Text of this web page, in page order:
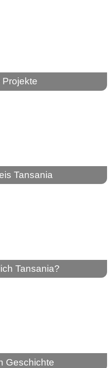
Tansania
Tansania?
Geschichte